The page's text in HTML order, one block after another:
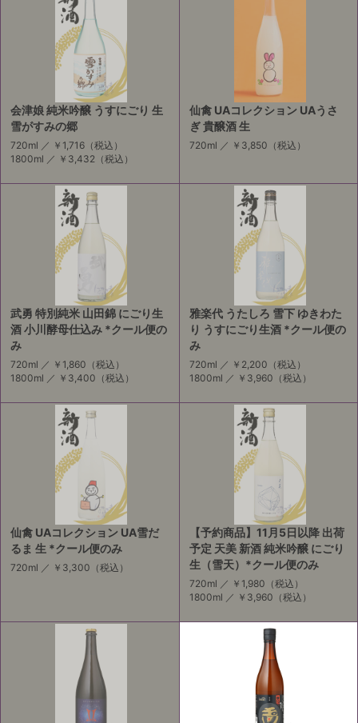
会津娘 純米吟醸 うすにごり 生
雪がすみの郷
720ml ／ ￥1,716 （税込）
1800ml ／ ￥3,432 （税込）
仙禽 UAコレクション UAうさ
ぎ 貴醸酒 生
720ml ／ ￥3,850 （税込）
武勇 特別純米 山田錦 にごり生
酒 小川酵母仕込み *クール便の
み
720ml ／ ￥1,860 （税込）
1800ml ／ ￥3,400 （税込）
雅楽代 うたしろ 雪下 ゆきわた
り うすにごり生酒 *クール便の
み
720ml ／ ￥2,200 （税込）
1800ml ／ ￥3,960 （税込）
仙禽 UAコレクション UA雪だ
るま 生 *クール便のみ
720ml ／ ￥3,300 （税込）
【予約商品】11月5日以降 出荷
予定 天美 新酒 純米吟醸 にごり
生（雪天）*クール便のみ
720ml ／ ￥1,980 （税込）
1800ml ／ ￥3,960 （税込）